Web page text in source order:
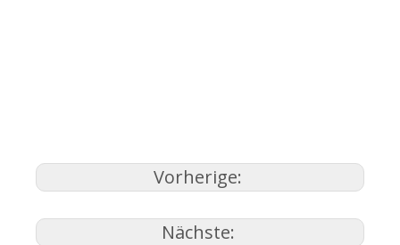
Vorherige:
Nächste: